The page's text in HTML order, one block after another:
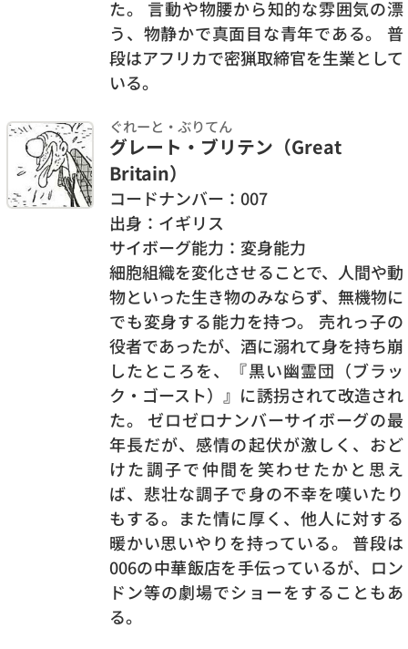
た。 言動や物腰から知的な雰囲気の漂
う、物静かで真面目な青年である。 普
段はアフリカで密猟取締官を生業として
いる。
ぐれーと・ぶりてん
グレート・ブリテン（Great
Britain）
コードナンバー：007
出身：イギリス
サイボーグ能力：変身能力
細胞組織を変化させることで、人間や動
物といった生き物のみならず、無機物に
でも変身する能力を持つ。 売れっ子の
役者であったが、酒に溺れて身を持ち崩
したところを、『黒い幽霊団（ブラッ
ク・ゴースト）』に誘拐されて改造され
た。 ゼロゼロナンバーサイボーグの最
年長だが、感情の起伏が激しく、おど
けた調子で仲間を笑わせたかと思え
ば、悲壮な調子で身の不幸を嘆いたり
もする。また情に厚く、他人に対する
暖かい思いやりを持っている。 普段は
006の中華飯店を手伝っているが、ロン
ドン等の劇場でショーをすることもあ
る。